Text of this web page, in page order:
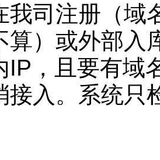
我司注册（域
算）或外部入
IP，且要有域
接入。系统只